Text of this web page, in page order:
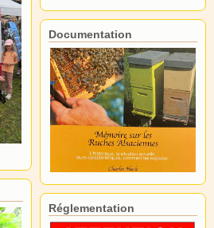
Documentation
Réglementation